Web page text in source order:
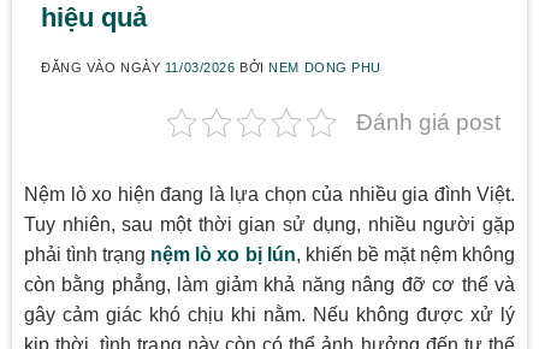
hiệu quả
ĐĂNG VÀO NGÀY 11/03/2026 BỞINEM DONG PHU
Đánh giá post
Nệm lò xo hiện đang là lựa chọn của nhiều gia đình Việt.
Tuy nhiên, sau một thời gian sử dụng, nhiều người gặp
phải tình trạng nệm lò xo bị lún, khiến bề mặt nệm không
còn bằng phẳng, làm giảm khả năng nâng đỡ cơ thể và
gây cảm giác khó chịu khi nằm. Nếu không được xử lý
kịp thời, tình trạng này còn có thể ảnh hưởng đến tư thế